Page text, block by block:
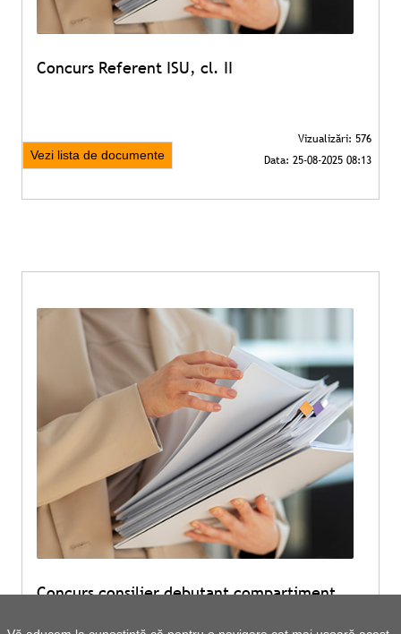
Concurs Referent ISU, cl. II
Vezi lista de documente
Concurs consilier debutant compartiment